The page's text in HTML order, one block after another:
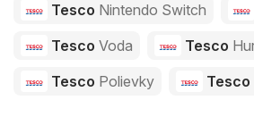
Tesco Nintendo Switch
Tesco Voda Tesco
Tesco Polievky Tesco